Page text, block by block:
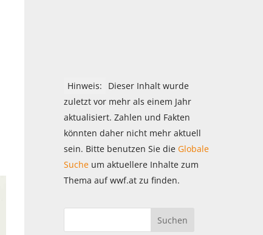
Hinweis:
Dieser Inhalt wurde
zuletzt vor mehr als einem Jahr
aktualisiert. Zahlen und Fakten
könnten daher nicht mehr aktuell
sein. Bitte benutzen Sie die Globale
Sucheum aktuellere Inhalte zum
Thema auf wwf.at zu finden.
Ablehnen